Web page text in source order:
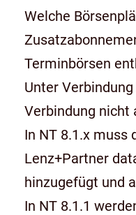
Welche
Terminbörsen
Unter
Verbindung nicht
In NT 8.1.x muss
Lenz+Partner
hinzugefügt und
In NT 8.1.1